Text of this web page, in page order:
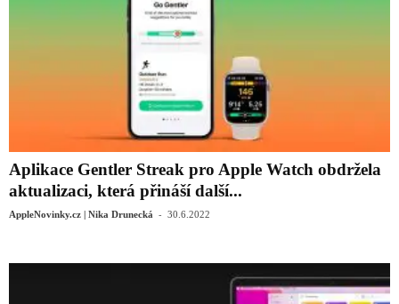
Aplikace Gentler Streak pro Apple Watch obdržela
aktualizaci, která přináší další...
AppleNovinky.cz | Nika Drunecká - 30.6.2022